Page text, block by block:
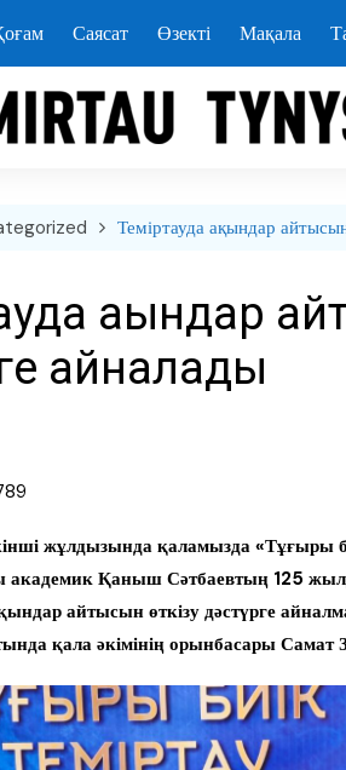
Саясат Өзекті Мақала
Теміртауда ақындар
ақындар
айналады
жұлдызында қаламызда «Тұғыры
академик Қаныш Сәтбаевтың 125
айтысын өткізу дәстүрге
қала әкімінің орынбасары Самат